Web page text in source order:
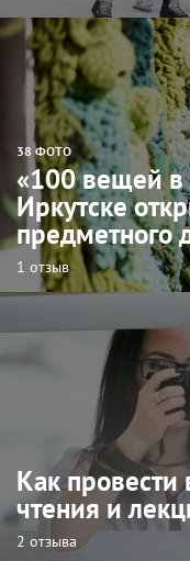
38 ФОТО
«100 вещей в
Иркутске
предметного
1 отзыв
Как
чтения и
2 отзыва